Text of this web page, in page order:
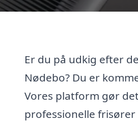
Er du på udkig efter
Nødebo? Du er
Vores platform gør
professionelle